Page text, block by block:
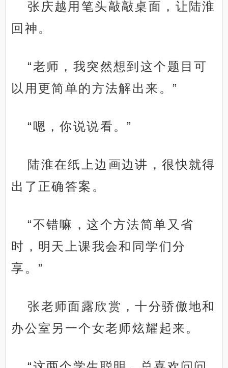
张庆越用笔头敲敲桌面，让陆淮
回神。
“老师，我突然想到这个题目可
以用更简单的方法解出来。”
“嗯，你说说看。”
陆淮在纸上边画边讲，很快就得
出了正确答案。
“不错嘛，这个方法简单又省
时，明天上课我会和同学们分
享。”
张老师面露欣赏，十分骄傲地和
办公室另一个女老师炫耀起来。